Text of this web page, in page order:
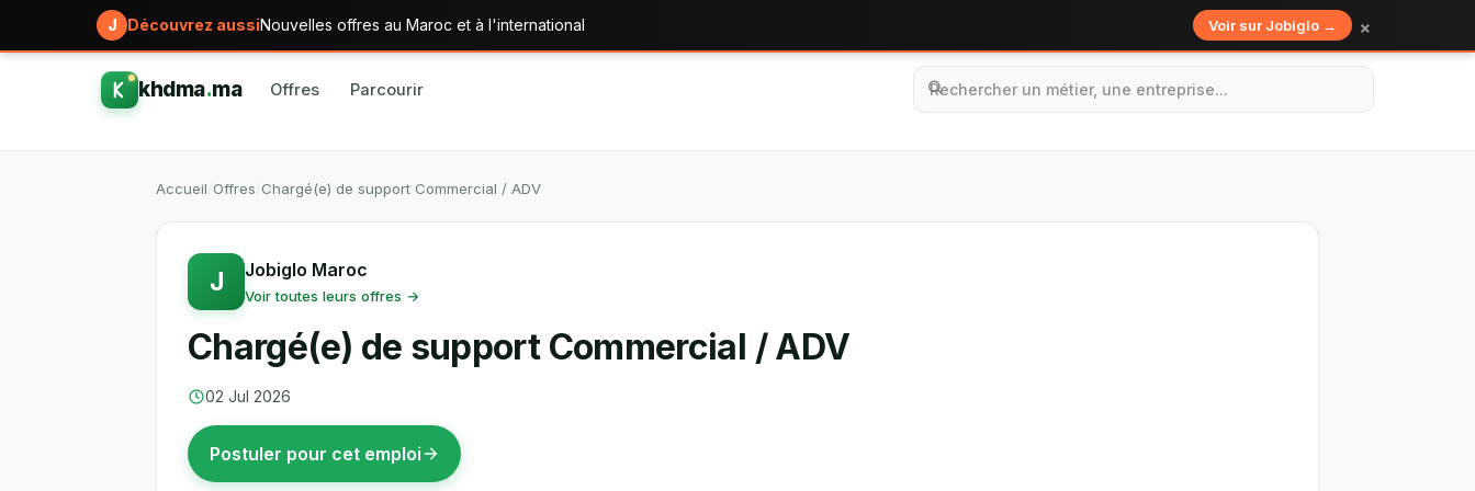
J Découvrez aussiNouvelles offres au Maroc et à l'international Voir sur Jobiglo → ×
khdma.ma Offres Parcourir
Accueil Offres Chargé(e) de support Commercial / ADV
J Jobiglo Maroc
Voir toutes leurs offres →
Chargé(e) de support Commercial / ADV
02 Jul 2026
Postuler pour cet emploi